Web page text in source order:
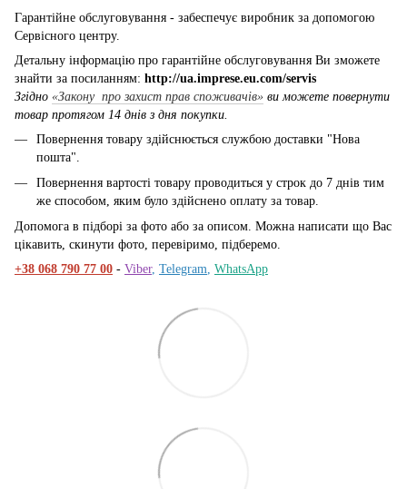
Гарантійне обслуговування - забеспечує виробник за допомогою
Сервісного центру.
Детальну інформацію про гарантійне обслуговування Ви зможете
знайти за посиланням: http://ua.imprese.eu.com/servis
Згідно «Закону про захист прав споживачів» ви можете повернути
товар протягом 14 днів з дня покупки.
Повернення товару здійснюється службою доставки "Нова
пошта".
Повернення вартості товару проводиться у строк до 7 днів тим
же способом, яким було здійснено оплату за товар.
Допомога в підборі за фото або за описом. Можна написати що Вас
цікавить, скинути фото, перевіримо, підберемо.
+38 068 790 77 00 - Viber, Telegram, WhatsApp